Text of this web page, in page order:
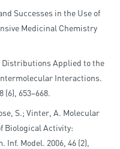
Successes in the Use of
Medicinal Chemistry
Distributions Applied to the
Interactions.
(6), 653–668.
S.; Vinter, A. Molecular
Biological Activity:
Inf. Model. 2006, 46 (2),